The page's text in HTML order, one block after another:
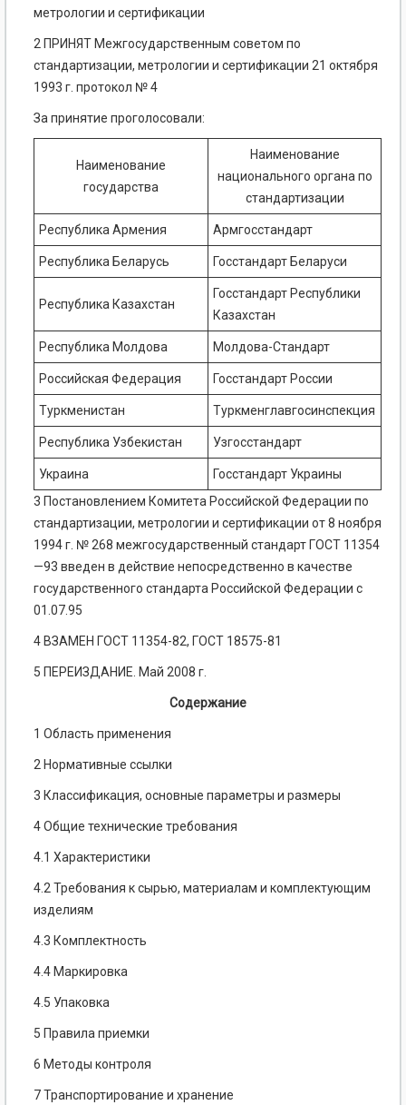
метрологии и сертификации
2 ПРИНЯТ Межгосударственным советом по
стандартизации, метрологии и сертификации 21 октября
1993 г. протокол № 4
За принятие проголосовали:
Наименование
государства
Наименование
национального органа по
стандартизации
Республика Армения Армгосстандарт
Республика Беларусь Госстандарт Беларуси
Республика Казахстан
Госстандарт Республики
Казахстан
Республика Молдова Молдова-Стандарт
Российская Федерация Госстандарт России
Туркменистан Туркменглавгосинспекция
Республика Узбекистан Узгосстандарт
Украина
Госстандарт Украины
3 Постановлением Комитета Российской Федерации по
стандартизации, метрологии и сертификации от 8 ноября
1994 г. № 268 межгосударственный стандарт ГОСТ 11354
—93 введен в действие непосредственно в качестве
государственного стандарта Российской Федерации с
01.07.95
4 ВЗАМЕН ГОСТ 11354-82, ГОСТ 18575-81
5 ПЕРЕИЗДАНИЕ. Май 2008 г.
Содержание
1 Область применения
2 Нормативные ссылки
3 Классификация, основные параметры и размеры
4 Общие технические требования
4.1 Характеристики
4.2 Требования к сырью, материалам и комплектующим
изделиям
4.3 Комплектность
4.4 Маркировка
4.5 Упаковка
5 Правила приемки
6 Методы контроля
7 Транспортирование и хранение